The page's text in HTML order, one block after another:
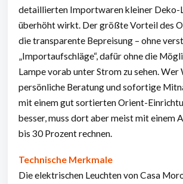
detaillierten Importwaren kleiner Deko-
überhöht wirkt. Der größte Vorteil des
die transparente Bepreisung – ohne
„Importaufschläge“, dafür ohne die
Lampe vorab unter Strom zu sehen.
persönliche Beratung und sofortige
mit einem gut sortierten Orient-
besser, muss dort aber meist mit einem
bis 30 Prozent rechnen.
Technische Merkmale
Die elektrischen Leuchten von Casa